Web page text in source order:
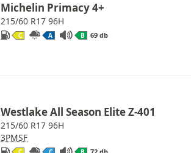
Michelin Primacy 4+
215/60 R17 96H
C A B 69 db
Westlake All Season Elite Z-401
215/60 R17 96H
3PMSF